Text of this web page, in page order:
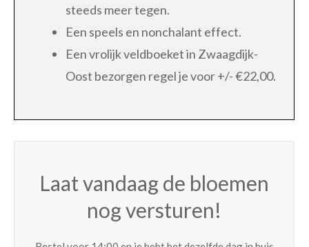
steeds meer tegen.
Een speels en nonchalant effect.
Een vrolijk veldboeket in Zwaagdijk-
Oost bezorgen regel je voor +/- €22,00.
Laat vandaag de bloemen
nog versturen!